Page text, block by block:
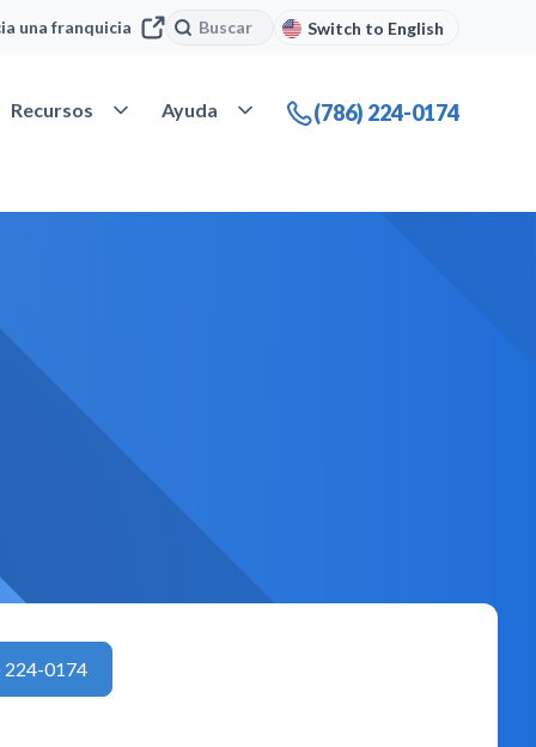
una franquicia Buscar
Buscar Switch to English
compañía
Recursos Abrir Recursos
Ayuda Abrir Ayuda(786) 224-0174
224-0174